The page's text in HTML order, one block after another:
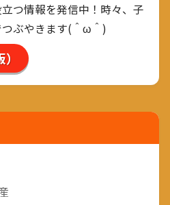
つ情報を発信中！時々、子
ぶやきます(＾ω＾)